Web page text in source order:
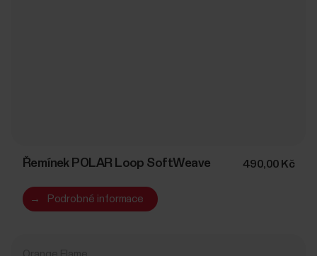
Řemínek POLAR Loop SoftWeave 490,00 Kč
→ Podrobné informace